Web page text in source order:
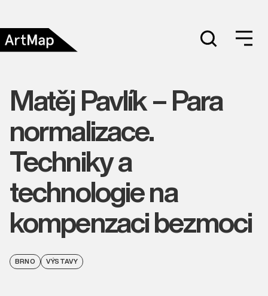
Matěj Pavlík – Para
normalizace.
Techniky a
technologie na
kompenzaci bezmoci
BRNO VÝSTAVY